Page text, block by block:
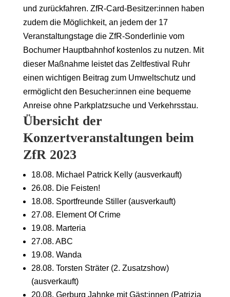
und zurückfahren. ZfR-Card-Besitzer:innen haben
zudem die Möglichkeit, an jedem der 17
Veranstaltungstage die ZfR-Sonderlinie vom
Bochumer Hauptbahnhof kostenlos zu nutzen. Mit
dieser Maßnahme leistet das Zeltfestival Ruhr
einen wichtigen Beitrag zum Umweltschutz und
ermöglicht den Besucher:innen eine bequeme
Anreise ohne Parkplatzsuche und Verkehrsstau.
Übersicht der
Konzertveranstaltungen beim
ZfR 2023
18.08. Michael Patrick Kelly (ausverkauft)
26.08. Die Feisten!
18.08. Sportfreunde Stiller (ausverkauft)
27.08. Element Of Crime
19.08. Marteria
27.08. ABC
19.08. Wanda
28.08. Torsten Sträter (2. Zusatzshow)
(ausverkauft)
20.08. Gerburg Jahnke mit Gäst:innen (Patrizia